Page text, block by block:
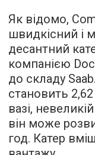
Як відомо,
швидкісний і
десантний
компанією
до складу
становить
вазі,
він може
год. Катер